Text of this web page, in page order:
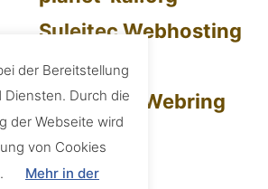
Suleitec Webhosting
tmstr
UberBlogr Webring
der Bereitstellung
Durch die
der Webseite wird
von Cookies
Mehr in der